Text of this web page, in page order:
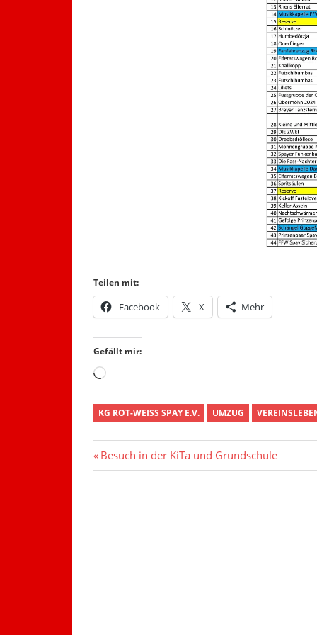
Teilen mit:
Facebook X Mehr
Gefällt mir:
Wird
KG ROT-WEISS SPAY E.V. UMZUG
Beitragsnavigation
Vorheriger
Beitrag:
Besuch in der KiTa und Grundschule